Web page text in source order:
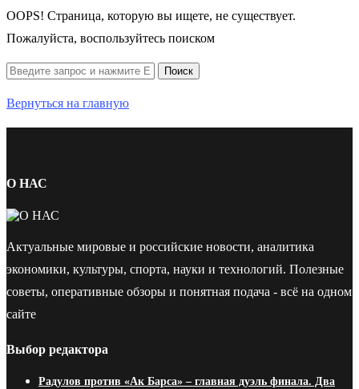
OOPS! Страница, которую вы ищете, не существует.
Пожалуйста, воспользуйтесь поиском
Вернуться на главную
О НАС
Актуальные мировые и российские новости, аналитика
экономики, культуры, спорта, науки и технологий. Полезные
советы, оперативные обзоры и понятная подача - всё на одном
сайте
Выбор редактора
Радулов против «Ак Барса» – главная дуэль финала. Два